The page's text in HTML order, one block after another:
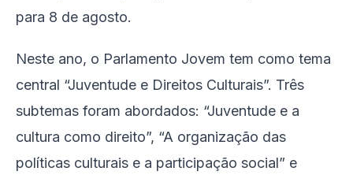
para 8 de agosto.
Neste ano, o Parlamento Jovem tem como tema
central “Juventude e Direitos Culturais”. Três
subtemas foram abordados: “Juventude e a
cultura como direito”, “A organização das
políticas culturais e a participação social” e